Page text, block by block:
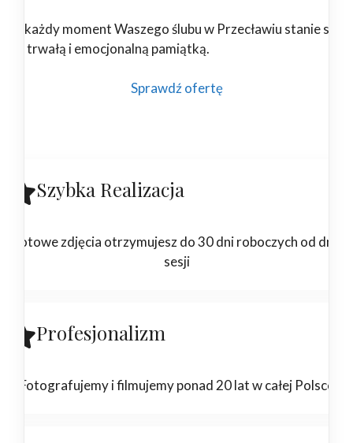
każdy moment Waszego ślubu w Przecławiu stanie się
trwałą i emocjonalną pamiątką.
Sprawdź ofertę
Szybka Realizacja
Gotowe zdjęcia otrzymujesz do 30 dni roboczych od dnia
sesji
Profesjonalizm
Fotografujemy i filmujemy ponad 20 lat w całej Polsce